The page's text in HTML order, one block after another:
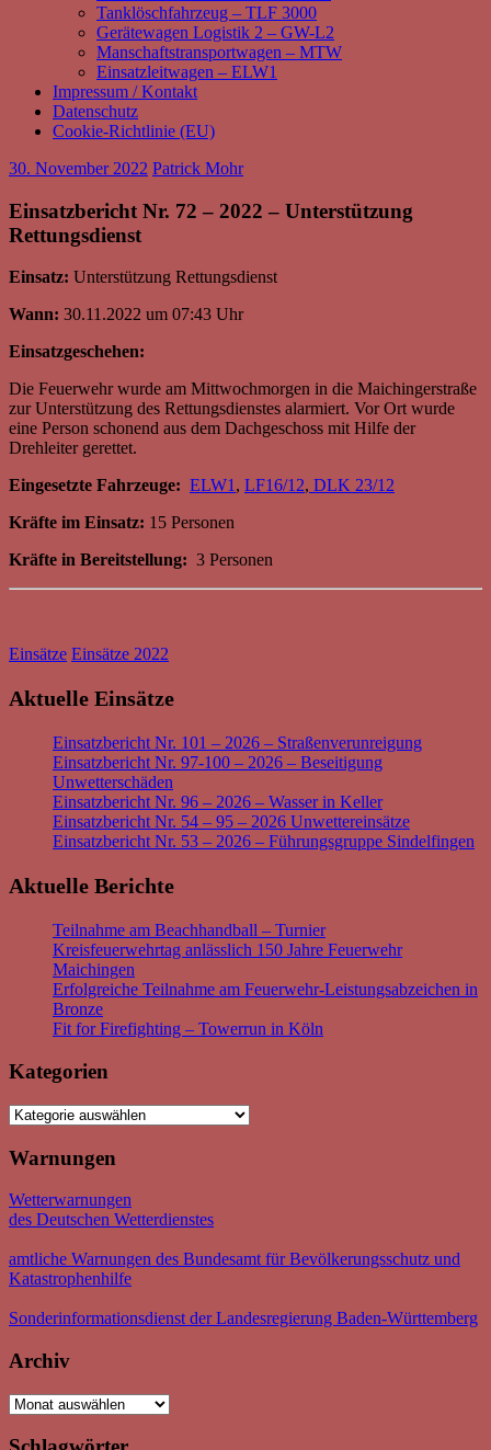
Tanklöschfahrzeug – TLF 3000
Gerätewagen Logistik 2 – GW-L2
Manschaftstransportwagen – MTW
Einsatzleitwagen – ELW1
Impressum / Kontakt
Datenschutz
Cookie-Richtlinie (EU)
30. November 2022 Patrick Mohr
Einsatzbericht Nr. 72 – 2022 – Unterstützung
Rettungsdienst
Einsatz: Unterstützung Rettungsdienst
Wann: 30.11.2022 um 07:43 Uhr
Einsatzgeschehen:
Die Feuerwehr wurde am Mittwochmorgen in die Maichingerstraße
zur Unterstützung des Rettungsdienstes alarmiert. Vor Ort wurde
eine Person schonend aus dem Dachgeschoss mit Hilfe der
Drehleiter gerettet.
Eingesetzte Fahrzeuge: ELW1, LF16/12, DLK 23/12
Kräfte im Einsatz: 15 Personen
Kräfte in Bereitstellung: 3 Personen
Einsätze Einsätze 2022
Aktuelle Einsätze
Einsatzbericht Nr. 101 – 2026 – Straßenverunreigung
Einsatzbericht Nr. 97-100 – 2026 – Beseitigung
Unwetterschäden
Einsatzbericht Nr. 96 – 2026 – Wasser in Keller
Einsatzbericht Nr. 54 – 95 – 2026 Unwettereinsätze
Einsatzbericht Nr. 53 – 2026 – Führungsgruppe Sindelfingen
Aktuelle Berichte
Teilnahme am Beachhandball – Turnier
Kreisfeuerwehrtag anlässlich 150 Jahre Feuerwehr
Maichingen
Erfolgreiche Teilnahme am Feuerwehr-Leistungsabzeichen in
Bronze
Fit for Firefighting – Towerrun in Köln
Kategorien
Kategorien
Warnungen
Wetterwarnungen
des Deutschen Wetterdienstes
amtliche Warnungen des Bundesamt für Bevölkerungsschutz und
Katastrophenhilfe
Sonderinformationsdienst der Landesregierung Baden-Württemberg
Archiv
Archiv